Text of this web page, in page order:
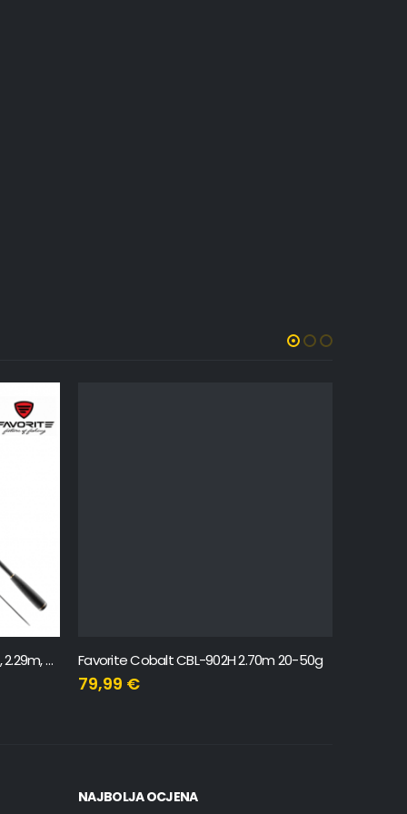
Favorite New Skyline SKYA-762M, 2.29m, 8-24g Favorite Cobalt CBL-902H 2.70m 20-50g
79,99 €
NAJBOLJA OCJENA